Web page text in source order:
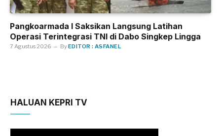
Pangkoarmada I Saksikan Langsung Latihan
Operasi Terintegrasi TNI di Dabo Singkep Lingga
7 Agustus 2026 ByEDITOR : ASFANEL
HALUAN KEPRI TV